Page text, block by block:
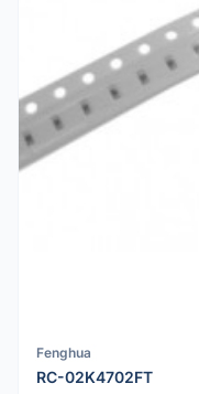
Fenghua
RC-02K4702FT